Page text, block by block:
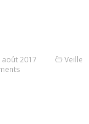
août 2017
Veille